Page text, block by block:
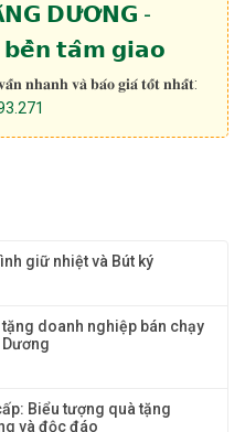
𝗗𝗨̛𝗢̛𝗡𝗚 -
𝗯𝗲̂̀𝗻 𝘁𝗮̂𝗺 𝗴𝗶𝗮𝗼
𝐧𝐡𝐚𝐧𝐡 𝐯𝐚̀ 𝐛𝐚́𝐨 𝐠𝐢𝐚́ 𝐭𝐨̂́𝐭 𝐧𝐡𝐚̂́𝐭:
giữ nhiệt và Bút ký
doanh nghiệp bán chạy
Biểu tượng quà tặng
và độc đáo